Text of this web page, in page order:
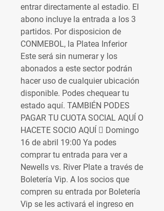
entrar directamente al estadio. El
abono incluye la entrada a los 3
partidos. Por disposicion de
CONMEBOL, la Platea Inferior
Este será sin numerar y los
abonados a este sector podrán
hacer uso de cualquier ubicación
disponible. Podes chequear tu
estado aquí. TAMBIÉN PODES
PAGAR TU CUOTA SOCIAL AQUÍ O
HACETE SOCIO AQUÍ  Domingo
16 de abril 19:00 Ya podes
comprar tu entrada para ver a
Newells vs. River Plate a través de
Boletería Vip. A los socios que
compren su entrada por Boletería
Vip se les activará el ingreso en